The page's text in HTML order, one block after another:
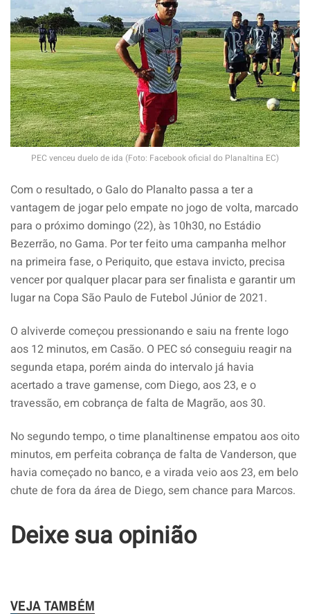
PEC venceu duelo de ida (Foto: Facebook oficial do Planaltina EC)
Com o resultado, o Galo do Planalto passa a ter a
vantagem de jogar pelo empate no jogo de volta, marcado
para o próximo domingo (22), às 10h30, no Estádio
Bezerrão, no Gama. Por ter feito uma campanha melhor
na primeira fase, o Periquito, que estava invicto, precisa
vencer por qualquer placar para ser finalista e garantir um
lugar na Copa São Paulo de Futebol Júnior de 2021.
O alviverde começou pressionando e saiu na frente logo
aos 12 minutos, em Casão. O PEC só conseguiu reagir na
segunda etapa, porém ainda do intervalo já havia
acertado a trave gamense, com Diego, aos 23, e o
travessão, em cobrança de falta de Magrão, aos 30.
No segundo tempo, o time planaltinense empatou aos oito
minutos, em perfeita cobrança de falta de Vanderson, que
havia começado no banco, e a virada veio aos 23, em belo
chute de fora da área de Diego, sem chance para Marcos.
Deixe sua opinião
VEJA TAMBÉM